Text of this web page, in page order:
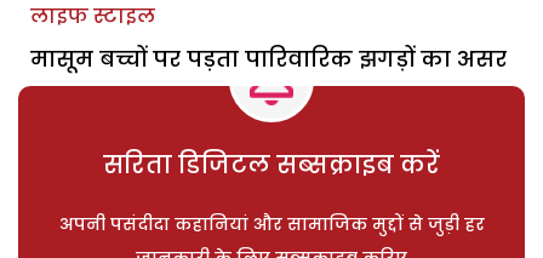
लाइफ स्टाइल
मासूम बच्चों पर पड़ता पारिवारिक झगड़ों का असर
सरिता डिजिटल सब्सक्राइब करें
अपनी पसंदीदा कहानियां और सामाजिक मुद्दों से जुड़ी हर